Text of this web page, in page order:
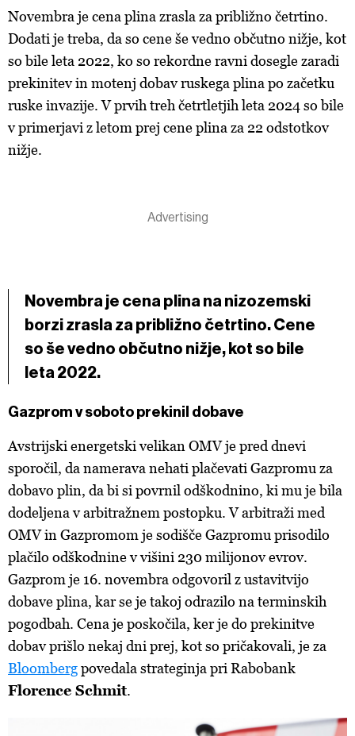
Novembra je cena plina zrasla za približno četrtino.
Dodati je treba, da so cene še vedno občutno nižje, kot
so bile leta 2022, ko so rekordne ravni dosegle zaradi
prekinitev in motenj dobav ruskega plina po začetku
ruske invazije. V prvih treh četrtletjih leta 2024 so bile
v primerjavi z letom prej cene plina za 22 odstotkov
nižje.
Novembra je cena plina na nizozemski
borzi zrasla za približno četrtino. Cene
so še vedno občutno nižje, kot so bile
leta 2022.
Gazprom v soboto prekinil dobave
Avstrijski energetski velikan OMV je pred dnevi
sporočil, da namerava nehati plačevati Gazpromu za
dobavo plin, da bi si povrnil odškodnino, ki mu je bila
dodeljena v arbitražnem postopku. V arbitraži med
OMV in Gazpromom je sodišče Gazpromu prisodilo
plačilo odškodnine v višini 230 milijonov evrov.
Gazprom je 16. novembra odgovoril z ustavitvijo
dobave plina, kar se je takoj odrazilo na terminskih
pogodbah. Cena je poskočila, ker je do prekinitve
dobav prišlo nekaj dni prej, kot so pričakovali, je za
Bloombergpovedala strateginja pri Rabobank
Florence Schmit.